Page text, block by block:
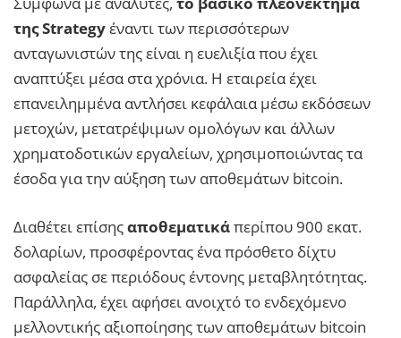
της Strategyέναντι των περισσότερων
ανταγωνιστών της είναι η ευελιξία που έχει
αναπτύξει μέσα στα χρόνια. Η εταιρεία έχει
επανειλημμένα αντλήσει κεφάλαια μέσω εκδόσεων
μετοχών, μετατρέψιμων ομολόγων και άλλων
χρηματοδοτικών εργαλείων, χρησιμοποιώντας τα
έσοδα για την αύξηση των αποθεμάτων bitcoin.
Διαθέτει επίσηςαποθεματικάπερίπου 900 εκατ.
δολαρίων, προσφέροντας ένα πρόσθετο δίχτυ
ασφαλείας σε περιόδους έντονης μεταβλητότητας.
Παράλληλα, έχει αφήσει ανοιχτό το ενδεχόμενο
μελλοντικής αξιοποίησης των αποθεμάτων bitcoin